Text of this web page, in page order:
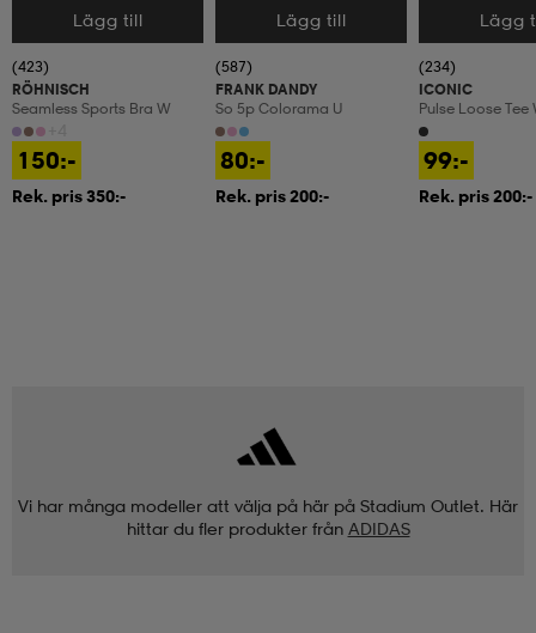
Välj storlek
Lägg till
(423)
RÖHNISCH
Seamless Sports Bra W
150:-
Rek. pris 350:-
Välj storlek
Lägg till
(587)
FRANK DANDY
So 5p Colorama U
80:-
Rek. pris 200:-
Välj storlek
Lägg
(234)
ICONIC
Pulse Loose Tee
99:-
Rek. pris 200:-
Vi har många modeller att välja på här på Stadium Outlet. Här
hittar du fler produkter från ADIDAS